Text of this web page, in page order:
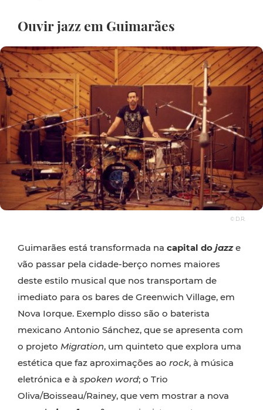
Ouvir jazz em Guimarães
© D.R.
Guimarães está transformada na capital do jazze
vão passar pela cidade-berço nomes maiores
deste estilo musical que nos transportam de
imediato para os bares de Greenwich Village, em
Nova Iorque. Exemplo disso são o baterista
mexicano Antonio Sánchez, que se apresenta com
o projeto Migration, um quinteto que explora uma
estética que faz aproximações ao rock, à música
eletrónica e à spoken word; o Trio
Oliva/Boisseau/Rainey, que vem mostrar a nova